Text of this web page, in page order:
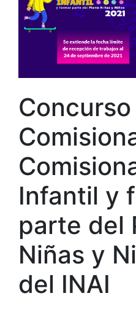
Infantil y
parte del
Niñas y
del INAI